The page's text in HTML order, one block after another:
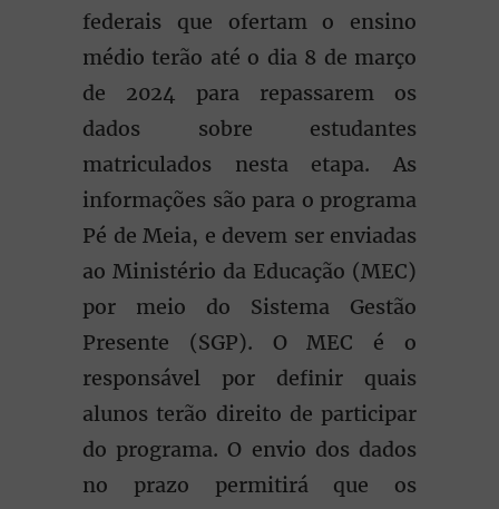
federais que ofertam o ensino
médio terão até o dia 8 de março
de 2024 para repassarem os
dados sobre estudantes
matriculados nesta etapa. As
informações são para o programa
Pé de Meia, e devem ser enviadas
ao Ministério da Educação (MEC)
por meio do Sistema Gestão
Presente (SGP). O MEC é o
responsável por definir quais
alunos terão direito de participar
do programa. O envio dos dados
no prazo permitirá que os